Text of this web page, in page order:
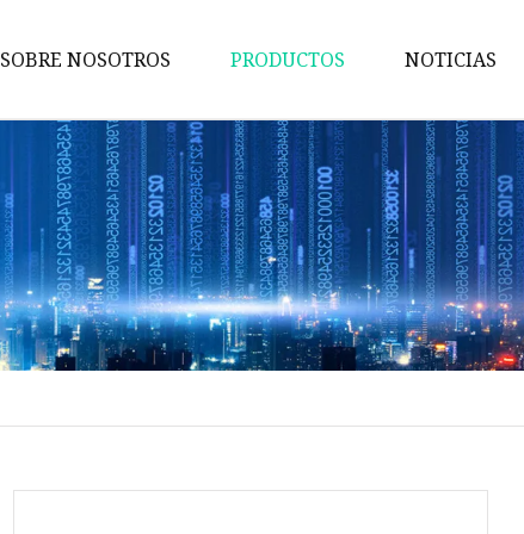
SOBRE NOSOTROS PRODUCTOS
Batería de almacenamiento de
energía solar
Batería de pared de energía
Batería de gabinete
Batería apilable
batería de ladrillo
NOTICIAS